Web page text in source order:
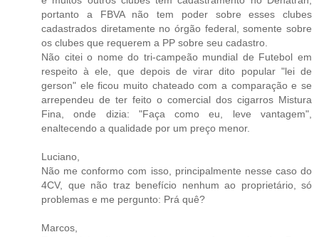
portanto a FBVA não tem poder sobre esses clubes
cadastrados diretamente no órgão federal, somente sobre
os clubes que requerem a PP sobre seu cadastro.
Não citei o nome do tri-campeão mundial de Futebol em
respeito à ele, que depois de virar dito popular "lei de
gerson" ele ficou muito chateado com a comparação e se
arrependeu de ter feito o comercial dos cigarros Mistura
Fina, onde dizia: "Faça como eu, leve vantagem",
enaltecendo a qualidade por um preço menor.
Luciano,
Não me conformo com isso, principalmente nesse caso do
4CV, que não traz benefício nenhum ao proprietário, só
problemas e me pergunto: Prá quê?
Marcos,